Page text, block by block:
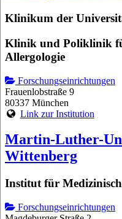
Klinikum der
Klinik und Poliklinik
Allergologie
Forschungseinrichtungen
Frauenlobstraße 9
80337 München
Link zur Institution
Martin-Luther-
Wittenberg
Institut für
Forschungseinrichtungen